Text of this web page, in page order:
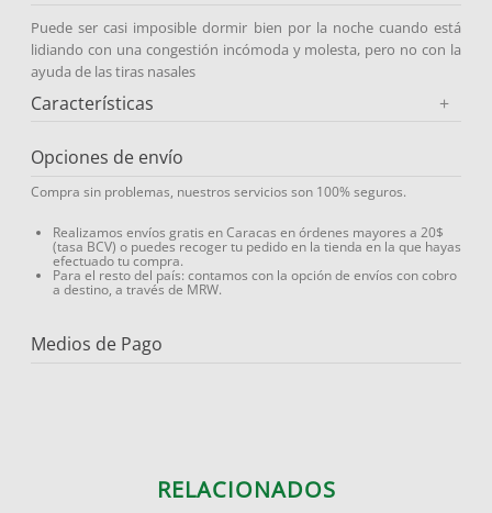
Puede ser casi imposible dormir bien por la noche cuando está
lidiando con una congestión incómoda y molesta, pero no con la
ayuda de las tiras nasales
Características +
Opciones de envío
Compra sin problemas, nuestros servicios son 100% seguros.
Realizamos envíos gratis en Caracas en órdenes mayores a 20$
(tasa BCV) o puedes recoger tu pedido en la tienda en la que hayas
efectuado tu compra.
Para el resto del país: contamos con la opción de envíos con cobro
a destino, a través de MRW.
Medios de Pago
RELACIONADOS